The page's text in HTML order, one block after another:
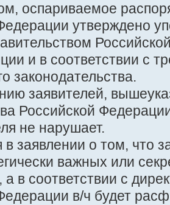
оспариваемое
утверждено
и в соответствии с
законодательства.
заявителей,
Российской
не нарушает.
заявлении о том, что
важных или
а в соответствии с
в/ч будет